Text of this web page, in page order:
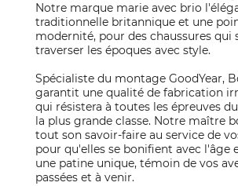
Notre marque marie avec brio
traditionnelle britannique et une
modernité, pour des chaussures qui
traverser les époques avec style.
Spécialiste du montage GoodYear,
garantit une qualité de fabrication
qui résistera à toutes les épreuves
la plus grande classe. Notre maître
tout son savoir-faire au service de
pour qu'elles se bonifient avec l'âge
une patine unique, témoin de vos
passées et à venir.